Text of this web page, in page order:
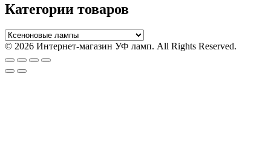
Категории товаров
© 2026 Интернет-магазин УФ ламп. All Rights Reserved.